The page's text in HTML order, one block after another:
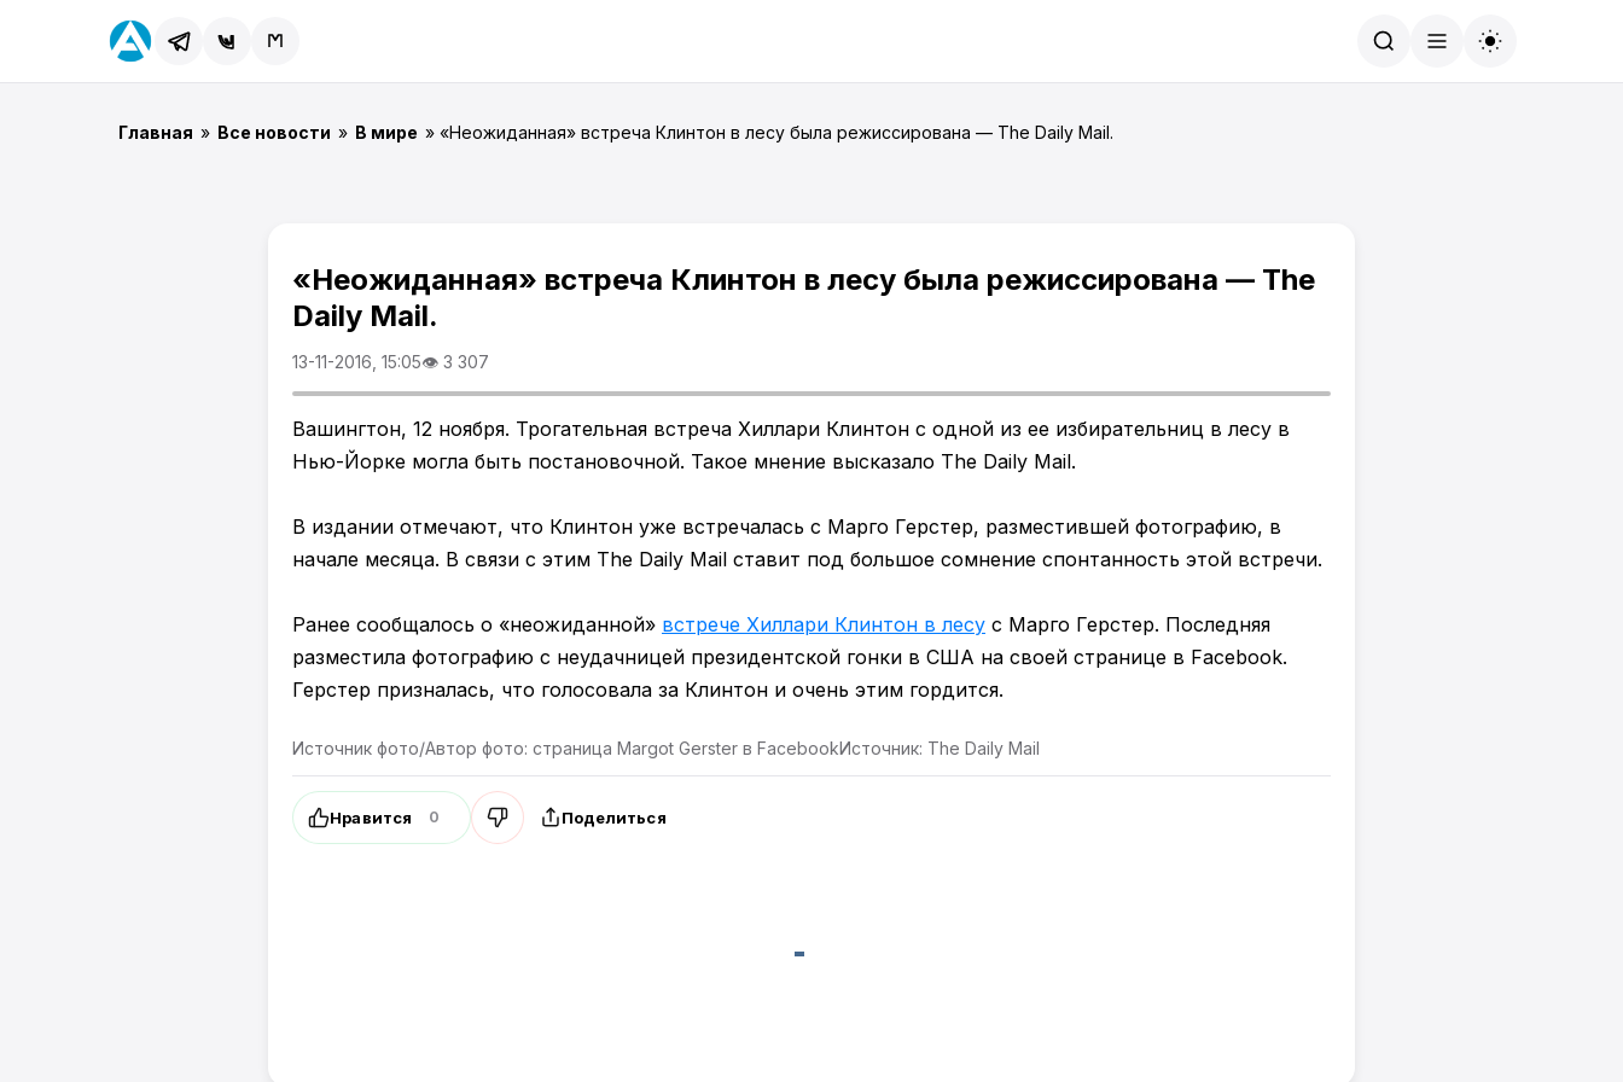
Главная » Все новости » В мире » «Неожиданная» встреча Клинтон в лесу была режиссирована — The Daily Mail.
«Неожиданная» встреча Клинтон в лесу была режиссирована — The
Daily Mail.
13-11-2016, 15:05👁 3 307
Вашингтон, 12 ноября. Трогательная встреча Хиллари Клинтон с одной из ее избирательниц в лесу в
Нью-Йорке могла быть постановочной. Такое мнение высказало The Daily Mail.
В издании отмечают, что Клинтон уже встречалась с Марго Герстер, разместившей фотографию, в
начале месяца. В связи с этим The Daily Mail ставит под большое сомнение спонтанность этой встречи.
Ранее сообщалось о «неожиданной» встрече Хиллари Клинтон в лесу с Марго Герстер. Последняя
разместила фотографию с неудачницей президентской гонки в США на своей странице в Facebook.
Герстер призналась, что голосовала за Клинтон и очень этим гордится.
Источник фото/Автор фото: страница Margot Gerster в FacebookИсточник: The Daily Mail
Нравится 0 Поделиться